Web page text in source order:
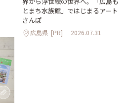
とまち水族館」ではじまるアート
さんぽ
広島県 [PR] 2026.07.31